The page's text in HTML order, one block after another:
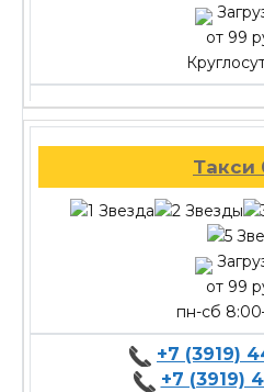
от 99
Такси
от 99
пн-сб
+7 (3919)
+7 (3919)